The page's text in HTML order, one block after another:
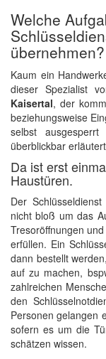
Welche
übernehmen?
Kaum ein
dieser Spezialist
Kaisertal, der
beziehungsweise
selbst
überblickbar
Da ist erst
Haustüren.
Der
nicht bloß um das
Tresoröffnungen
erfüllen. Ein
dann bestellt
auf zu machen,
zahlreichen
den
Personen gelangen
sofern es um die
schätzen wissen.